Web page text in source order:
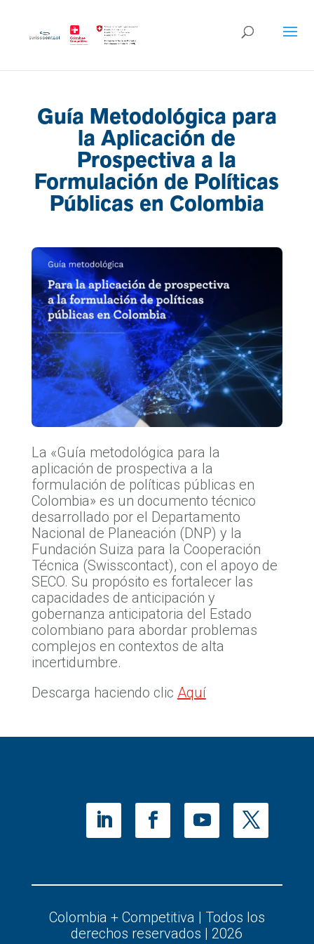
Guía Metodológica para
la Aplicación de
Prospectiva a la
Formulación de Políticas
Públicas en Colombia
La «Guía metodológica para la
aplicación de prospectiva a la
formulación de políticas públicas en
Colombia» es un documento técnico
desarrollado por el Departamento
Nacional de Planeación (DNP) y la
Fundación Suiza para la Cooperación
Técnica (Swisscontact), con el apoyo de
SECO. Su propósito es fortalecer las
capacidades de anticipación y
gobernanza anticipatoria del Estado
colombiano para abordar problemas
complejos en contextos de alta
incertidumbre.
Descarga haciendo clic Aquí
Colombia + Competitiva | Todos los
derechos reservados | 2026